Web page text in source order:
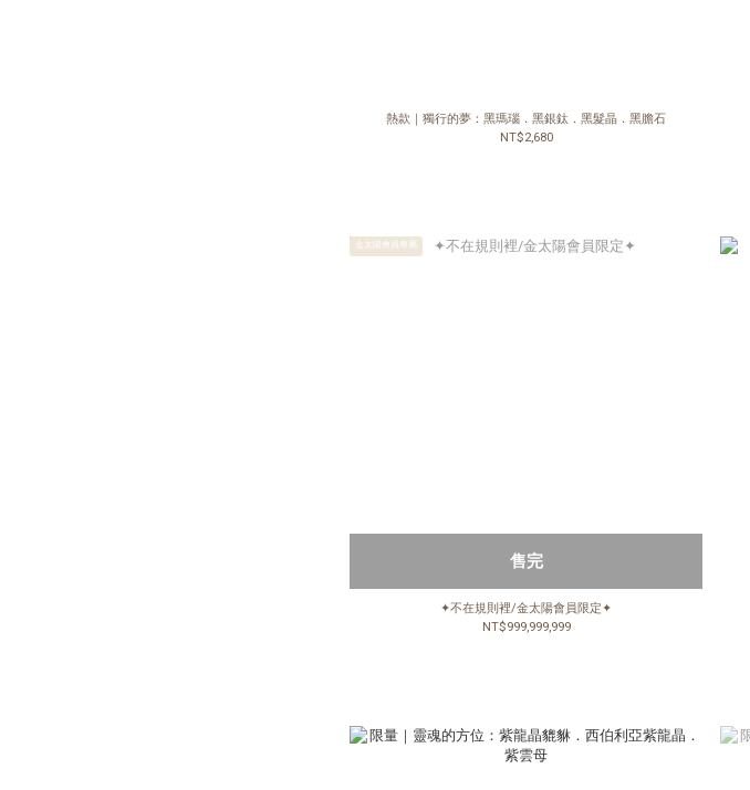
熱款｜獨行的夢：黑瑪瑙．黑銀鈦．黑髮晶．黑膽石
NT$2,680
金太陽會員專屬
售完
✦不在規則裡/金太陽會員限定✦
NT$999,999,999